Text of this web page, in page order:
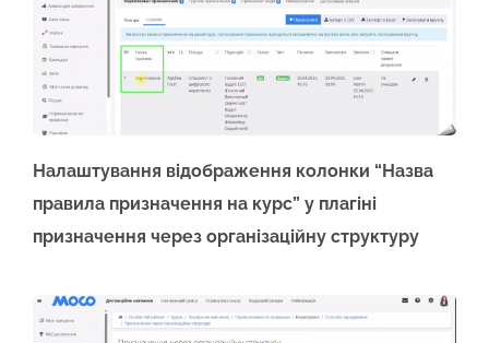
Налаштування відображення колонки “Назва
правила призначення на курс” у плагіні
призначення через організаційну структуру